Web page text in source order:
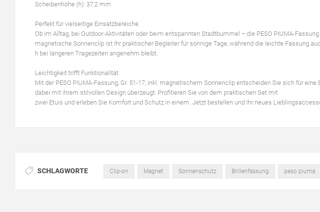
Scheibenhöhe (h): 37,2 mm
Perfekt für vielseitige Einsatzbereiche
Ob im Alltag, bei Outdoor-Aktivitäten oder beim entspannten Stadtbummel – die PESO PIUMA-
magnetische Sonnenclip ist Ihr praktischer Begleiter für sonnige Tage, während die leichte Fassung auc
h bei längeren Tragezeiten angenehm bleibt.
Leichtigkeit trifft Funktionalität
Mit der PESO PIUMA-Fassung, Gr. 51-17, inkl. magnetischem Sonnenclip entscheiden Sie sich für
dabei mit ihrem stilvollen Design überzeugt. Profitieren Sie von dem praktischen Set mit
zwei Etuis und erleben Sie Komfort und Schutz in einem. Jetzt bestellen und Ihr neues
SCHLAGWORTE Clip-on Magnet Sonnenschutz Brillenfassung peso piuma